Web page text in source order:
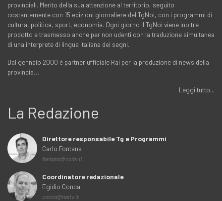
provinciali. Merito della sua attenzione al territorio, seguito
costantemente con 15 edizioni giornaliere del TgNoi, con i programmi di
cultura, politica, sport, economia. Ogni giorno il TgNoi viene inoltre
prodotto e trasmesso anche per non udenti con la traduzione simultanea
di una interprete di lingua italiana dei segni.
Dal gennaio 2000 è partner ufficiale Rai per la produzione di news della
provincia…
Leggi tutto...
La Redazione
Direttore responsabile Tg e Programmi
Carlo Fontana
fontana@noitv.it
Coordinatore redazionale
Egidio Conca
conca@noitv.it